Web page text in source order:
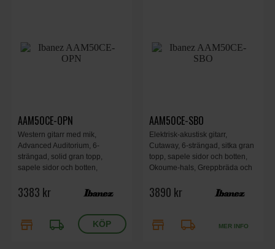
AAM50CE-OPN
Western gitarr med mik,
Advanced Auditorium, 6-
strängad, solid gran topp,
sapele sidor och botten,
Pore.
3383 kr
store local_shipping
AAM50CE-SBO
Elektrisk-akustisk gitarr,
Cutaway, 6-strängad, sitka gran
topp, sapele sidor och botten,
Okoume-hals, Greppbräda och
förförstärkare, T-bar Undersadel
3890 kr
store local_shipping MER INFO